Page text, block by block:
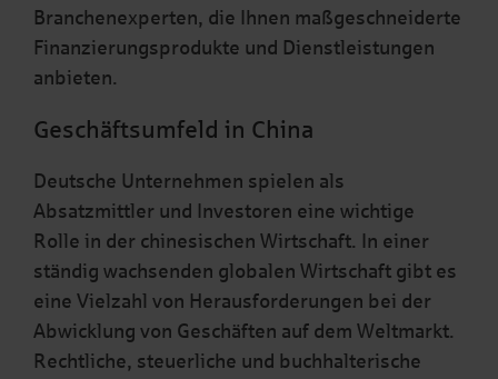
Branchenexperten, die Ihnen maßgeschneiderte
Finanzierungsprodukte und Dienstleistungen
anbieten.
Geschäftsumfeld in China
Deutsche Unternehmen spielen als
Absatzmittler und Investoren eine wichtige
Rolle in der chinesischen Wirtschaft. In einer
ständig wachsenden globalen Wirtschaft gibt es
eine Vielzahl von Herausforderungen bei der
Abwicklung von Geschäften auf dem Weltmarkt.
Rechtliche, steuerliche und buchhalterische